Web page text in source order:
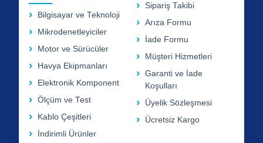
Bilgisayar ve Teknoloji
Mikrodenetleyiciler
Motor ve Sürücüler
Havya Ekipmanları
Elektronik Komponent
Ölçüm ve Test
Kablo Çeşitleri
İndirimli Ürünler
Sipariş Takibi
Arıza Formu
İade Formu
Müşteri Hizmetleri
Garanti ve İade
Koşulları
Üyelik Sözleşmesi
Ücretsiz Kargo